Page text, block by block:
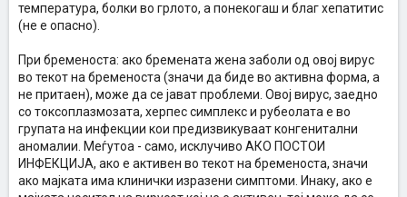
температура, болки во грлото, а понекогаш и благ хепатитис
(не е опасно).
При бременоста: ако бремената жена заболи од овој вирус
во текот на бременоста (значи да биде во активна форма, а
не притаен), може да се јават проблеми. Овој вирус, заедно
со токсоплазмозата, херпес симплекс и рубеолата е во
групата на инфекции кои предизвикуваат конгенитални
аномалии. Меѓутоа - само, исклучиво АКО ПОСТОИ
ИНФЕКЦИЈА, ако е активен во текот на бременоста, значи
ако мајката има клинички изразени симптоми. Инаку, ако е